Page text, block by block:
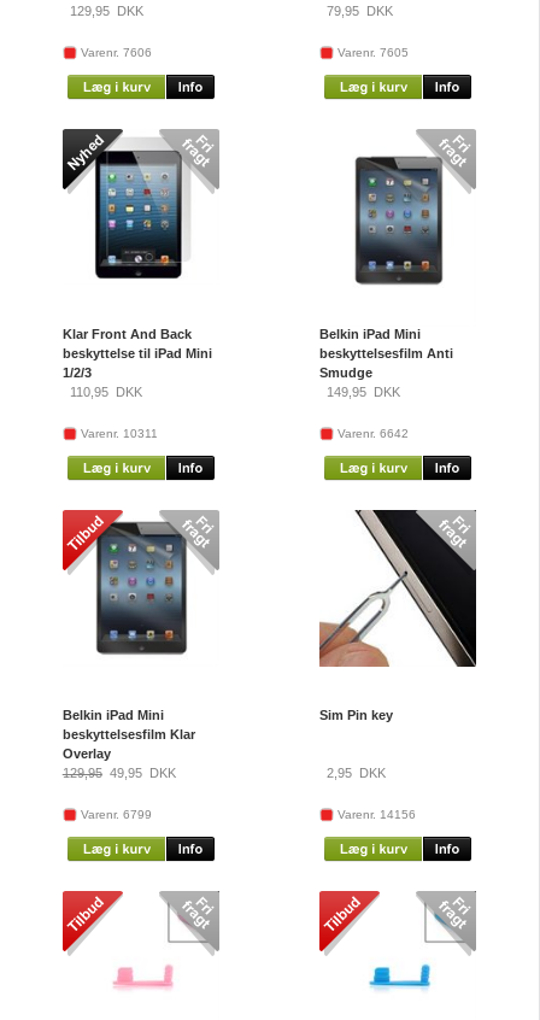
129,95DKK
Varenr. 7606
79,95 DKK
Varenr. 7605
Klar Front And Back
beskyttelse til iPad Mini
1/2/3
110,95DKK
Varenr. 10311
Belkin iPad Mini
beskyttelsesfilm Anti
Smudge
149,95 DKK
Varenr. 6642
Belkin iPad Mini
beskyttelsesfilm Klar
Overlay
129,95 49,95DKK
Varenr. 6799
Sim Pin key
2,95 DKK
Varenr. 14156